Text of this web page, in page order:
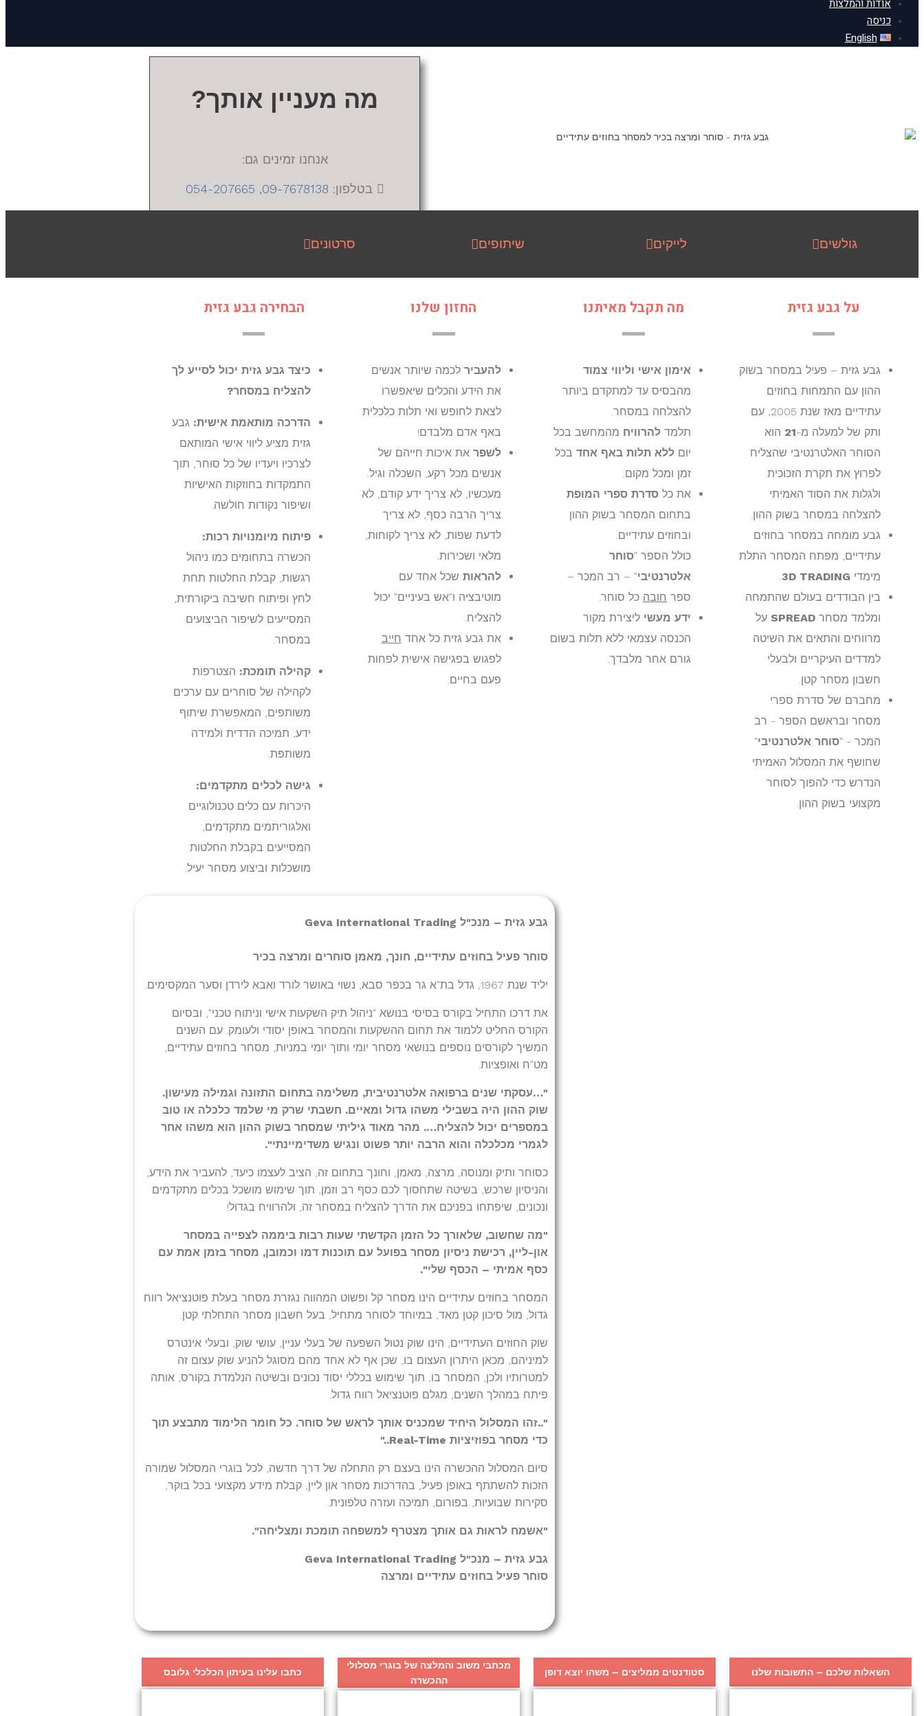
אודות והמלצות
כניסה
English
מה מעניין אותך?
אנחנו זמינים גם:
בטלפון: 09-7678138, 054-207665
גולשים לייקים שיתופים סרטונים
על גבע גזית
גבע גזית – פעיל במסחר בשוק
ההון עם התמחות בחוזים
עתידיים מאז שנת 2005, עם
ותק של למעלה מ-21 הוא
הסוחר האלטרנטיבי שהצליח
לפרוץ את תקרת הזכוכית
ולגלות את הסוד האמיתי
להצלחה במסחר בשוק ההון.
גבע מומחה במסחר בחוזים
עתידיים, מפתח המסחר התלת
מימדי 3D TRADING
.
בין הבודדים בעולם שהתמחה
ומלמד מסחר SPREAD על
מרווחים והתאים את השיטה
למדדים העיקריים ולבעלי
חשבון מסחר קטן.
מחברם של סדרת ספרי
מסחר ובראשם הספר - רב
המכר - "סוחר אלטרנטיבי"
שחושף את המסלול האמיתי
הנדרש כדי להפוך לסוחר
מקצועי בשוק ההון.
מה תקבל מאיתנו
אימון אישי וליווי צמוד
מהבסיס עד למתקדם ביותר
להצלחה במסחר.
תלמדלהרוויח מהמחשב בכל
יוםללא תלות באף אחד בכל
זמן ומכל מקום.
את כלסדרת ספרי המופת
בתחום המסחר בשוק ההון
ובחוזים עתידיים.
כולל הספר "סוחר
אלטרנטיבי" – רב המכר –
ספר חובה כל סוחר.
ידע מעשי ליצירת מקור
הכנסה עצמאי ללא תלות בשום
גורם אחר מלבדך.
החזון שלנו
להעבירלכמה שיותר אנשים
את הידע והכלים שיאפשרו
לצאת לחופש ואי תלות כלכלית
באף אדם מלבדם!
לשפראת איכות חייהם של
אנשים מכל רקע, השכלה וגיל.
מעכשיו, לא צריך ידע קודם, לא
צריך הרבה כסף, לא צריך
לדעת שפות, לא צריך לקוחות,
מלאי ושכירות.
להראות שכל אחד עם
מוטיבציה ו"אש בעיניים" יכול
להצליח.
את גבע גזית כל אחד חייב
לפגוש בפגישה אישית לפחות
פעם בחיים.
הבחירה גבע גזית
כיצד גבע גזית יכול לסייע לך
להצליח במסחר?
הדרכה מותאמת אישית: גבע
גזית מציע ליווי אישי המותאם
לצרכיו ויעדיו של כל סוחר, תוך
התמקדות בחוזקות האישיות
ושיפור נקודות חולשה.
פיתוח מיומנויות רכות:
הכשרה בתחומים כמו ניהול
רגשות, קבלת החלטות תחת
לחץ ופיתוח חשיבה ביקורתית,
המסייעים לשיפור הביצועים
במסחר.
קהילה תומכת: הצטרפות
לקהילה של סוחרים עם ערכים
משותפים, המאפשרת שיתוף
ידע, תמיכה הדדית ולמידה
משותפת.
גישה לכלים מתקדמים:
היכרות עם כלים טכנולוגיים
ואלגוריתמים מתקדמים,
המסייעים בקבלת החלטות
מושכלות וביצוע מסחר יעיל.
גבע גזית – מנכ"ל Geva International Trading
סוחר פעיל בחוזים עתידיים, חונך, מאמן סוחרים ומרצה בכיר
יליד שנת 1967, גדל בת"א גר בכפר סבא, נשוי באושר לורד ואבא לירדן וסער המקסימים.
את דרכו התחיל בקורס בסיסי בנושא "ניהול תיק השקעות אישי וניתוח טכני", ובסיום
הקורס החליט ללמוד את תחום ההשקעות והמסחר באופן יסודי ולעומק. עם השנים
המשיך לקורסים נוספים בנושאי מסחר יומי ותוך יומי במניות, מסחר בחוזים עתידיים,
מט"ח ואופציות.
"…עסקתי שנים ברפואה אלטרנטיבית, משלימה בתחום התזונה וגמילה מעישון.
שוק ההון היה בשבילי משהו גדול ומאיים. חשבתי שרק מי שלמד כלכלה או טוב
במספרים יכול להצליח…. מהר מאוד גיליתי שמסחר בשוק ההון הוא משהו אחר
לגמרי מכלכלה והוא הרבה יותר פשוט ונגיש משדימיינתי".
כסוחר ותיק ומנוסה, מרצה, מאמן, וחונך בתחום זה, הציב לעצמו כיעד, להעביר את הידע,
והניסיון שרכש, בשיטה שתחסוך לכם כסף רב וזמן, תוך שימוש מושכל בכלים מתקדמים
ונכונים, שיפתחו בפניכם את הדרך להצליח במסחר זה, ולהרוויח בגדול!
"מה שחשוב, שלאורך כל הזמן הקדשתי שעות רבות ביממה לצפייה במסחר
און-ליין, רכישת ניסיון מסחר בפועל עם תוכנות דמו וכמובן, מסחר בזמן אמת עם
כסף אמיתי – הכסף שלי".
המסחר בחוזים עתידיים הינו מסחר קל ופשוט המהווה נגזרת מסחר בעלת פוטנציאל רווח
גדול, מול סיכון קטן מאד, במיוחד לסוחר מתחיל, בעל חשבון מסחר התחלתי קטן.
שוק החוזים העתידיים, הינו שוק נטול השפעה של בעלי עניין, עושי שוק, ובעלי אינטרס
למיניהם, מכאן היתרון העצום בו, שכן אף לא אחד מהם מסוגל להניע שוק עצום זה
למטרותיו ולכן, המסחר בו, תוך שימוש בכללי יסוד נכונים ובשיטה הנלמדת בקורס, אותה
פיתח במהלך השנים, מגלם פוטנציאל רווח גדול.
"..זהו המסלול היחיד שמכניס אותך לראש של סוחר. כל חומר הלימוד מתבצע תוך
כדי מסחר בפוזיציות Real-Time.."
סיום המסלול ההכשרה הינו בעצם רק התחלה של דרך חדשה, לכל בוגרי המסלול שמורה
הזכות להשתתף באופן פעיל, בהדרכות מסחר און ליין, קבלת מידע מקצועי בכל בוקר,
סקירות שבועיות, בפורום, תמיכה ועזרה טלפונית.
"אשמח לראות גם אותך מצטרף למשפחה תומכת ומצליחה".
גבע גזית – מנכ"ל Geva International Trading
סוחר פעיל בחוזים עתידיים ומרצה
השאלות שלכם – התשובות שלנו סטודנטים ממליצים – משהו יוצא דופן
מכתבי משוב והמלצה של בוגרי מסלולי
ההכשרה
כתבו עלינו בעיתון הכלכלי גלובס